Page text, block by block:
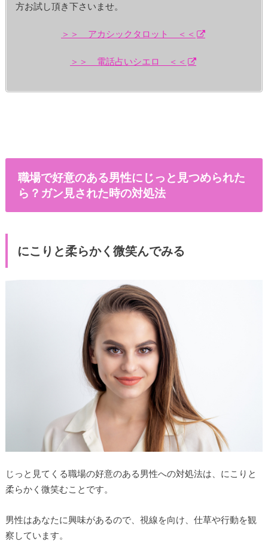
方お試し頂き下さいませ。
＞＞ アカシックタロット ＜＜
＞＞ 電話占いシエロ ＜＜
職場で好意のある男性にじっと見つめられた
ら？ガン見された時の対処法
にこりと柔らかく微笑んでみる
じっと見てくる職場の好意のある男性への対処法は、にこりと
柔らかく微笑むことです。
男性はあなたに興味があるので、視線を向け、仕草や行動を観
察しています。